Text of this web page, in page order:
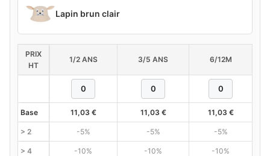
Lapin brun clair
PRIX
HT
1/2 ANS 3/5 ANS 6/12M
Base 11,03 € 11,03 € 11,03 €
> 2 -5% -5% -5%
> 4 -10% -10% -10%